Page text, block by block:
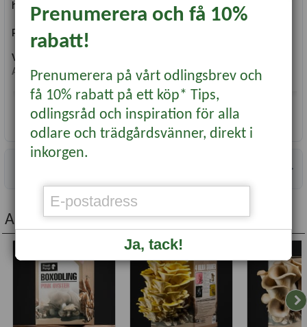
hel.
Plantera med 20 cm avstånd.
Vetenskapligt namn:
Antal klyftor: ca 5 st
Jämförelse elefantvitlök till vänster med andra vitlökar till
höger.
Läs mer...
Andra köpte även...
Prenumerera och få 10%
rabatt!
Prenumerera på vårt odlingsbrev och
få 10% rabatt på ett köp* Tips,
odlingsråd och inspiration för alla
odlare och trädgårdsvänner, direkt i
inkorgen.
Ja, tack!